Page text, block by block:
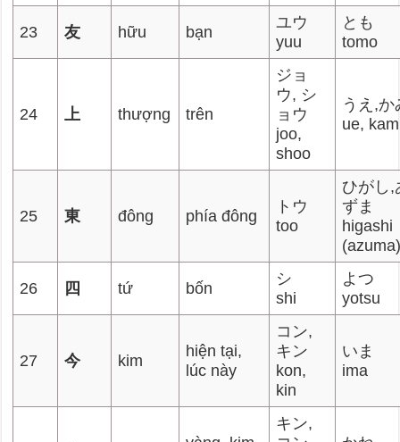
23 友 hữu bạn
ユウ
yuu
とも
tomo
24 上 thượng trên
ジョ
ウ, シ
ョウ
joo,
shoo
うえ,か
ue,
25 東 đông phía đông
トウ
too
ひがし,
ずま
higashi
26 四 tứ bốn
シ
shi
よつ
yotsu
27 今 kim
hiện tại,
lúc này
コン,
キン
kon,
kin
いま
ima
キン,